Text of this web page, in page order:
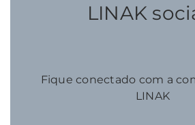
LINAK
Fique conectado com a
LINAK